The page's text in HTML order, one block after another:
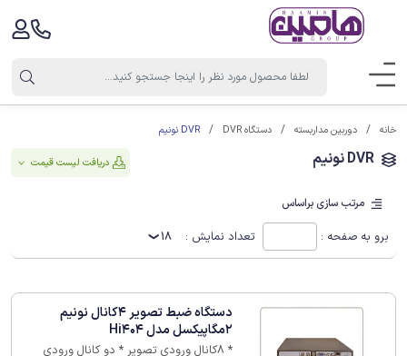
خانه دوربین مداربسته دستگاه DVR DVR نونیم
DVR نونیم دریافت لیست قیمت
مرتب سازی براساس
برو به صفحه : تعداد نمایش : 18
دستگاه ضبط تصویر 4کانال نونیم
2مگاپیکسل مدل Hi404
* 8کانال ورودی تصویر * دو کانال ورودی